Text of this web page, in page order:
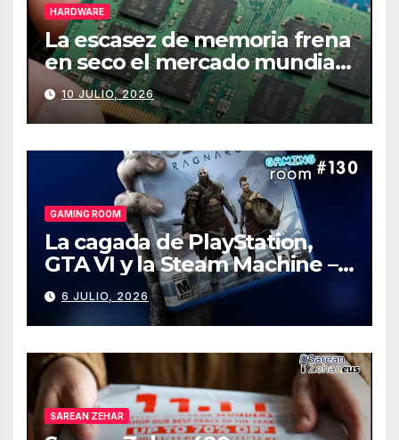
HARDWARE
La escasez de memoria frena
en seco el mercado mundial
de PCs
10 JULIO, 2026
GAMING ROOM
La cagada de PlayStation,
GTA VI y la Steam Machine –
Gaming Room #130
6 JULIO, 2026
SAREAN ZEHAR